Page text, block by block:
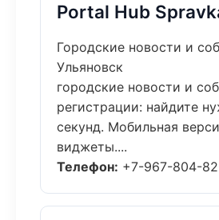
Portal Hub
Городские новости и
Ульяновск
городские новости и
регистрации: найдите
секунд. Мобильная
виджеты....
Телефон: +7-967-804-